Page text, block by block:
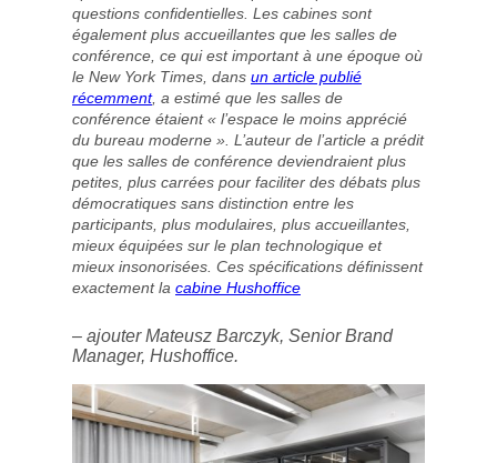
questions confidentielles. Les cabines sont
également plus accueillantes que les salles de
conférence, ce qui est important à une époque où
le New York Times, dans un article publié
récemment, a estimé que les salles de
conférence étaient « l’espace le moins apprécié
du bureau moderne ». L’auteur de l’article a prédit
que les salles de conférence deviendraient plus
petites, plus carrées pour faciliter des débats plus
démocratiques sans distinction entre les
participants, plus modulaires, plus accueillantes,
mieux équipées sur le plan technologique et
mieux insonorisées. Ces spécifications définissent
exactement la cabine Hushoffice
– ajouter Mateusz Barczyk, Senior Brand
Manager, Hushoffice.